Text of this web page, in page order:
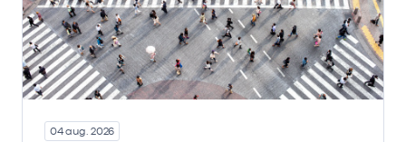
04 aug. 2026